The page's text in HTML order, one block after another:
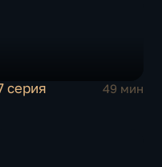
серия 49 мин